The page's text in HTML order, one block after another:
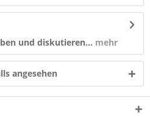
und diskutieren... mehr
angesehen